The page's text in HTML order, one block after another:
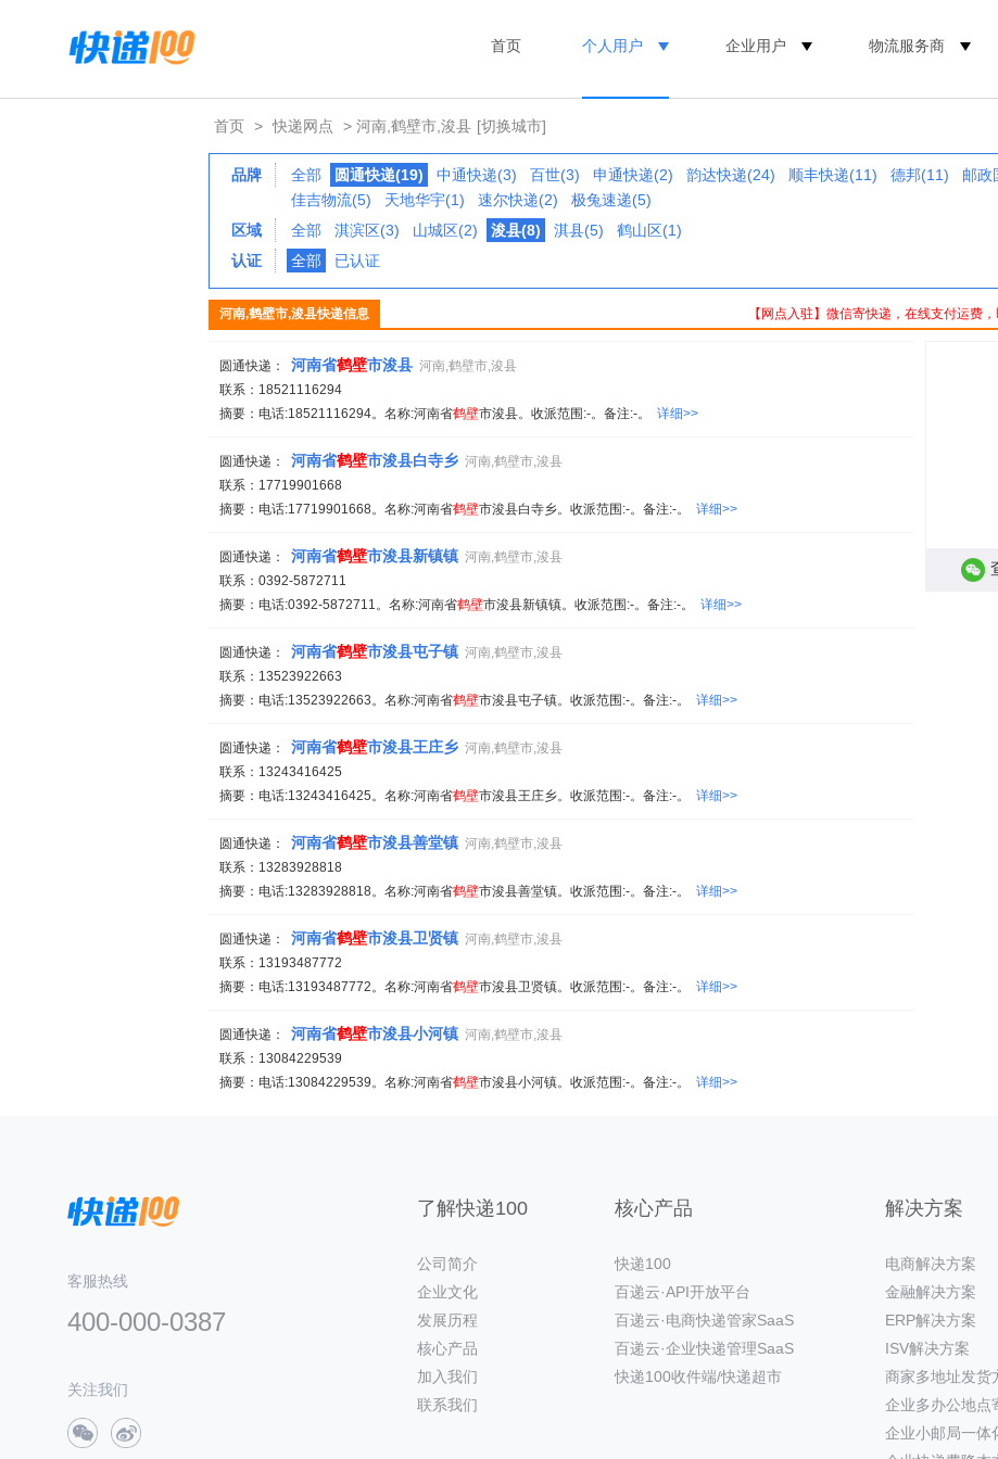
首页 个人用户 企业用户 物流服务商
首页 > 快递网点 > 河南,鹤壁市,浚县 [切换城市]
品牌 全部 圆通快递(19) 中通快递(3) 百世(3) 申通快递(2) 韵达快递(24) 顺丰快递(11) 德邦(11) 邮政
佳吉物流(5)
天地华宇(1) 速尔快递(2)
极兔速递(5)
区域
全部 淇滨区(3) 山城区(2) 浚县(8) 淇县(5)
鹤山区(1)
认证
全部 已认证
【网点入驻】微信寄快递，在线支付运费
河南,鹤壁市,浚县快递信息
圆通快递： 河南省鹤壁市浚县 河南,鹤壁市,浚县
联系：18521116294
摘要：电话:18521116294。名称:河南省鹤壁市浚县。收派范围:-。备注:-。 详细>>
圆通快递： 河南省鹤壁市浚县白寺乡 河南,鹤壁市,浚县
联系：17719901668
摘要：电话:17719901668。名称:河南省鹤壁市浚县白寺乡。收派范围:-。备注:-。 详细>>
圆通快递： 河南省鹤壁市浚县新镇镇 河南,鹤壁市,浚县
联系：0392-5872711
摘要：电话:0392-5872711。名称:河南省鹤壁市浚县新镇镇。收派范围:-。备注:-。 详细>>
圆通快递： 河南省鹤壁市浚县屯子镇 河南,鹤壁市,浚县
联系：13523922663
摘要：电话:13523922663。名称:河南省鹤壁市浚县屯子镇。收派范围:-。备注:-。 详细>>
圆通快递： 河南省鹤壁市浚县王庄乡 河南,鹤壁市,浚县
联系：13243416425
摘要：电话:13243416425。名称:河南省鹤壁市浚县王庄乡。收派范围:-。备注:-。 详细>>
圆通快递： 河南省鹤壁市浚县善堂镇 河南,鹤壁市,浚县
联系：13283928818
摘要：电话:13283928818。名称:河南省鹤壁市浚县善堂镇。收派范围:-。备注:-。 详细>>
圆通快递： 河南省鹤壁市浚县卫贤镇 河南,鹤壁市,浚县
联系：13193487772
摘要：电话:13193487772。名称:河南省鹤壁市浚县卫贤镇。收派范围:-。备注:-。 详细>>
圆通快递： 河南省鹤壁市浚县小河镇 河南,鹤壁市,浚县
联系：13084229539
摘要：电话:13084229539。名称:河南省鹤壁市浚县小河镇。收派范围:-。备注:-。 详细>>
客服热线
400-000-0387
关注我们
了解快递100
公司简介
企业文化
发展历程
核心产品
加入我们
联系我们
核心产品
快递100
百递云·API开放平台
百递云·电商快递管家SaaS
百递云·企业快递管理SaaS
快递100收件端/快递超市
解决方案
电商解决方案
金融解决方案
ERP解决方案
ISV解决方案
商家多地址发货
企业多办公地点
企业小邮局一体